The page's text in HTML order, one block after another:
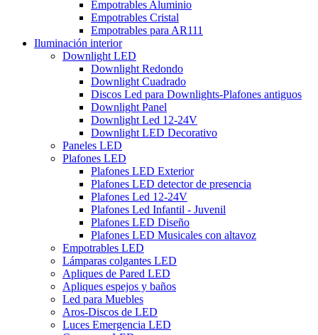
Empotrables Aluminio
Empotrables Cristal
Empotrables para AR111
Iluminación interior
Downlight LED
Downlight Redondo
Downlight Cuadrado
Discos Led para Downlights-Plafones antiguos
Downlight Panel
Downlight Led 12-24V
Downlight LED Decorativo
Paneles LED
Plafones LED
Plafones LED Exterior
Plafones LED detector de presencia
Plafones Led 12-24V
Plafones Led Infantil - Juvenil
Plafones LED Diseño
Plafones LED Musicales con altavoz
Empotrables LED
Lámparas colgantes LED
Apliques de Pared LED
Apliques espejos y baños
Led para Muebles
Aros-Discos de LED
Luces Emergencia LED